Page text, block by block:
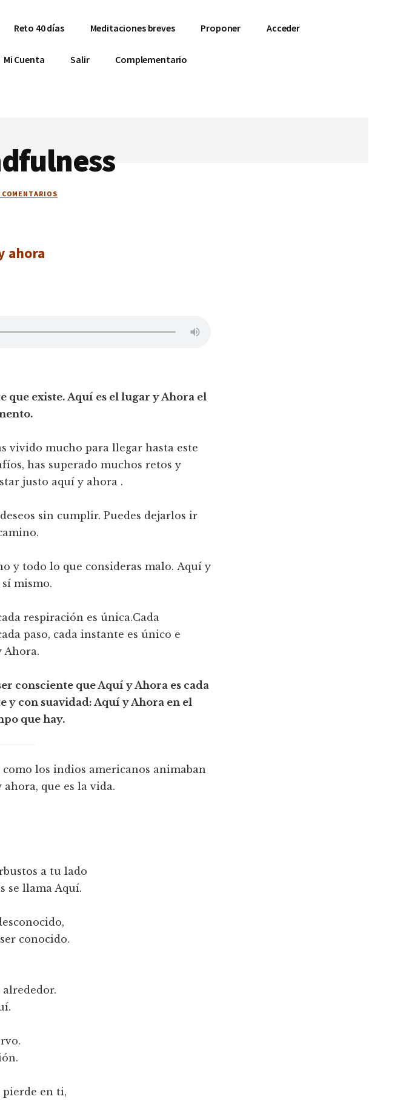
Reto 40 días Meditaciones breves Proponer Acceder
Mi Cuenta Salir Complementario
COMENTARIOS
ahora
que existe. Aquí es el lugar y Ahora el
vivido mucho para llegar hasta este
has superado muchos retos y
justo aquí y ahora .
sin cumplir. Puedes dejarlos ir
y todo lo que consideras malo. Aquí y
mismo.
respiración es única.Cada
paso, cada instante es único e
Ahora.
consciente que Aquí y Ahora es cada
con suavidad: Aquí y Ahora en el
que hay.
los indios americanos animaban
que es la vida.
a tu lado
se llama Aquí.
conocido.
alrededor.
pierde en ti,